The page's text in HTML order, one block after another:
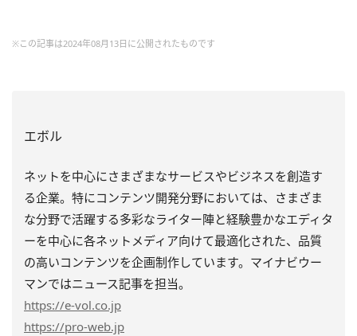
※この記事は2024年08月13日に公開されたものです
エボル
ネットを中心にさまざまなサービスやビジネスを創造す
る企業。特にコンテンツ開発分野においては、さまざま
な分野で活躍する多彩なライター陣と経験豊かなエディタ
ーを中心に各ネットメディア向けて最適化された、品質
の高いコンテンツを企画制作しています。マイナビウー
マンではニュース記事を担当。
https://e-vol.co.jp
https://pro-web.jp